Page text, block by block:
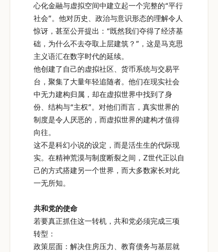
心化金融与虚拟空间中建立起一个完整的“平行
社会”。他对历史、政治与意识形态的理解令人
惊讶，甚至公开提出：“既然我们夺得了经济基
础，为什么不去夺取上层建筑？”，这是马克思
主义语汇在数字时代的延续。
他创建了自己的虚拟社区、货币系统与交易平
台，聚集了大量年轻追随者。他们在现实社会
中无力建构归属，却在虚拟世界中找到了身
份、结构与“主权”。对他们而言，真实世界的
制度是令人厌恶的，而虚拟世界的建构才值得
向往。
这不是科幻小说的设定，而是活生生的代际现
实。在精神荒漠与制度断裂之间，Z世代正以自
己的方式搭建另一个世界，而大多数家长对此
一无所知。
共和党的使命
若要真正抓住这一转机，共和党必须完成三项
转型：
政策层面：解决住房压力、教育债务与基层就